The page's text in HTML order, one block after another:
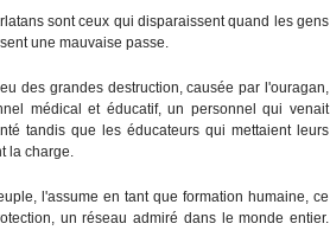
sont ceux qui disparaissent quand les gens
une mauvaise passe.
des grandes destruction, causée par l'ouragan,
médical et éducatif, un personnel qui venait
tandis que les éducateurs qui mettaient leurs
la charge.
l'assume en tant que formation humaine, ce
un réseau admiré dans le monde entier.